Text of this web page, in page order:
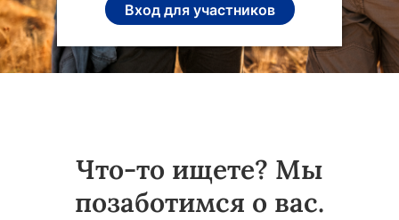
Вход для участников
Что-то ищете? Мы
позаботимся о вас.